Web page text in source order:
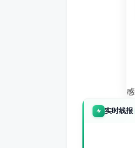
实时线报